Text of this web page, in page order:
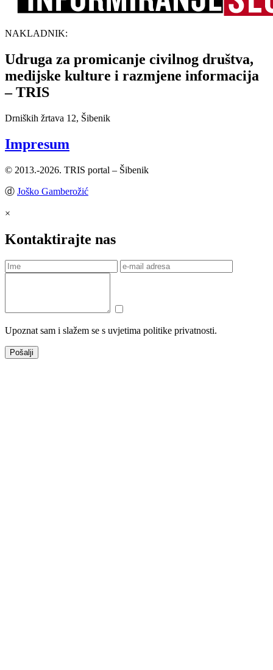
NAKLADNIK:
Udruga za promicanje civilnog društva,
medijske kulture i razmjene informacija
– TRIS
Drniških žrtava 12, Šibenik
Impresum
© 2013.-2026. TRIS portal – Šibenik
ⓓ Joško Gamberožić
×
Kontaktirajte nas
Upoznat sam i slažem se s uvjetima politike privatnosti.
Pošalji